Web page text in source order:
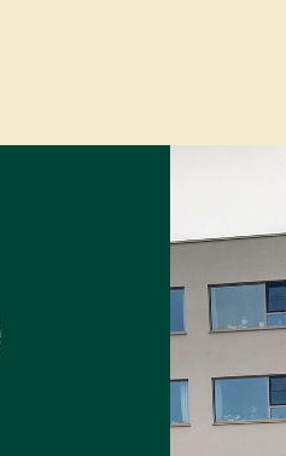
welzijnsvereniging